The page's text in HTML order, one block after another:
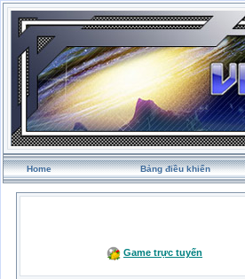
Home Bảng điều khiển
Game trực tuyến